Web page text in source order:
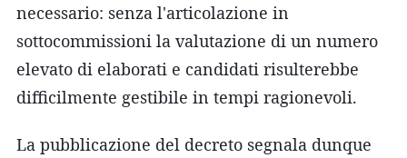
necessario: senza l'articolazione in
sottocommissioni la valutazione di un numero
elevato di elaborati e candidati risulterebbe
difficilmente gestibile in tempi ragionevoli.
La pubblicazione del decreto segnala dunque